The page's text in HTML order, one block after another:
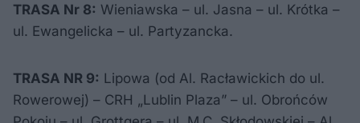
TRASA Nr 8: Wieniawska – ul. Jasna – ul. Krótka –
ul. Ewangelicka – ul. Partyzancka.
TRASA NR 9: Lipowa (od Al. Racławickich do ul.
Rowerowej) – CRH „Lublin Plaza” – ul. Obrońców